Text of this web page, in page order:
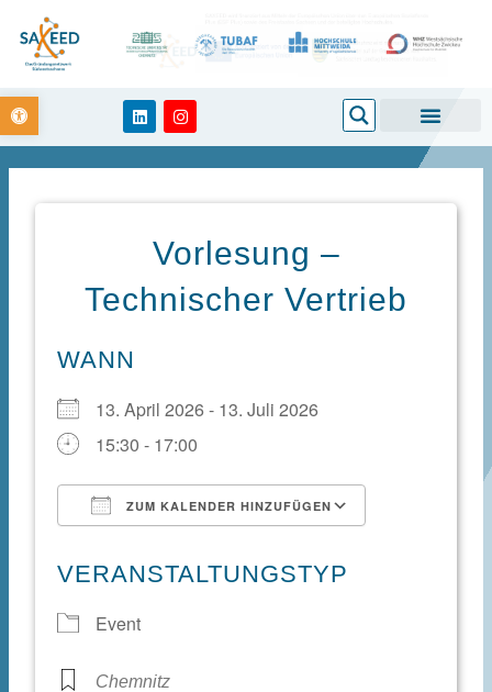
Open toolbar
Inhalt
springen
Search
L
i
e
i
I
n
a
r
Vorlesung –
Technischer Vertrieb
WANN
13. April 2026 - 13. Juli 2026
15:30 - 17:00
ZUM KALENDER HINZUFÜGEN
VERANSTALTUNGSTYP
Event
Chemnitz